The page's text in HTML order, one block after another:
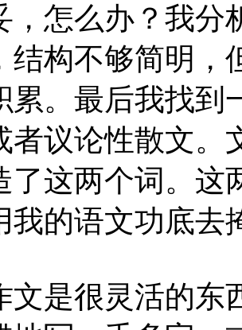
，怎么办？我分
结构不够简明，
累。最后我找到
者议论性散文。
了这两个词。这
我的语文功底去
很灵活的东